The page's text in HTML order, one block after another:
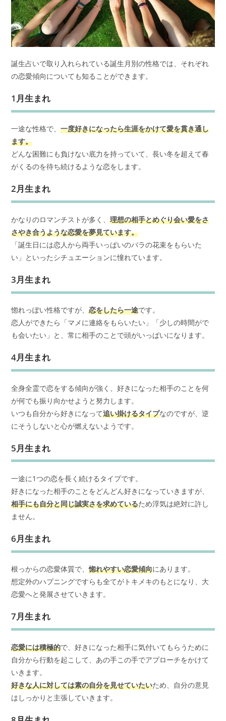
誕生占いで取り入れられている誕生月別の性格では、それぞれ
の恋愛傾向についても知ることができます。
1月生まれ
一途な性格で、一度好きになったら生涯をかけて愛を貫き通し
ます。
どんな困難にも負けない底力を持っていて、長い冬を超えて春
がくるのを待ち続けるような恋をします。
2月生まれ
かなりのロマンチストが多く、理想の相手とめぐり会い愛をさ
さやき合うような恋愛を夢見ています。
「誕生日には恋人から両手いっぱいのバラの花束をもらいた
い」といったシチュエーションに憧れています。
3月生まれ
惚れっぽい性格ですが、恋をしたら一途です。
恋人ができたら「マメに連絡をもらいたい」「少しの時間がで
も会いたい」と、常に相手のことで頭がいっぱいになります。
4月生まれ
全身全霊で恋をする傾向が強く、好きになった相手のことを何
が何でも振り向かせようと努力します。
いつも自分から好きになって追い掛けるタイプなのですが、逆
にそうしないと心が燃えないようです。
5月生まれ
一途に1つの恋を長く続けるタイプです。
好きになった相手のことをどんどん好きになっていきますが、
相手にも自分と同じ誠実さを求めているため浮気は絶対に許し
ません。
6月生まれ
根っからの恋愛体質で、惚れやすい恋愛傾向にあります。
想定外のハプニングですらも全てがトキメキのもとになり、大
恋愛へと発展させていきます。
7月生まれ
恋愛には積極的で、好きになった相手に気付いてもらうために
自分から行動を起こして、あの手この手でアプローチをかけて
いきます。
好きな人に対しては素の自分を見せていたいため、自分の意見
はしっかりと主張していきます。